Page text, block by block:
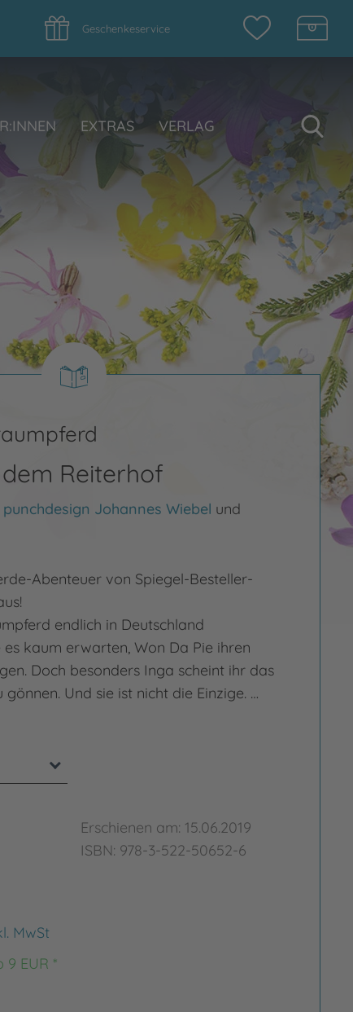
Geschenkeservice
EXTRAS VERLAG
Reiterhof
punchdesign Johannes Wiebel und
Abenteuer von Spiegel-Besteller-
endlich in Deutschland
kaum erwarten, Won Da Pie ihren
Doch besonders Inga scheint ihr das
gönnen. Und sie ist nicht die Einzige. …
Erschienen am: 15.06.2019
ISBN: 978-3-522-50652-6
MwSt
EUR *